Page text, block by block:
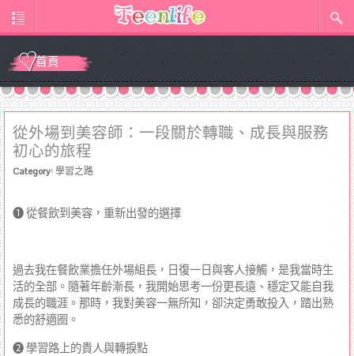
首頁
從外場到美容師：一段關於轉職、成長與服務
初心的旅程
Category: 學習之路
➊ 從餐飲到美容，重新出發的選擇
過去我在餐飲業擔任外場組長，日復一日與客人接觸，是我當時生
活的全部。隨著年齡漸長，我開始思考一份更長遠、穩定又能自我
成長的職涯。那時，我對美容一無所知，卻決定勇敢投入，踏出熟
悉的舒適圈。
➋ 學習路上的貴人與轉捩點